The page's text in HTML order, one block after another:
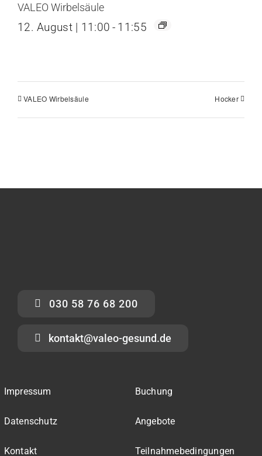
VALEO Wirbelsäule
12. August | 11:00 - 11:55
VALEO Wirbelsäule Hocker
030 58 76 68 200
kontakt@valeo-gesund.de
Impressum
Datenschutz
Kontakt
Buchung
Angebote
Teilnahmebedingungen